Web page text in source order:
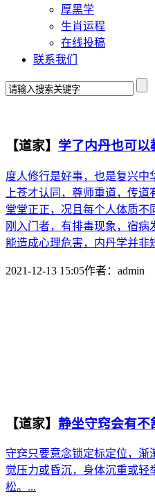
厚黑学
生肖运程
在线投稿
联系我们
【道家】 学了内丹也可以
度人修行是好事，也是复兴中
上苍才认同，尊师重道，传
堂堂正正，况且每个人体质不
刚入门者，有排毒现象，宿
能造成心理危害，内丹学并非
2021-12-13 15:05作者： admin
【道家】 静坐守窍会有不
守窍只要意念锁定标定位，
觉压力或昏沉，身体沉重或
松。...